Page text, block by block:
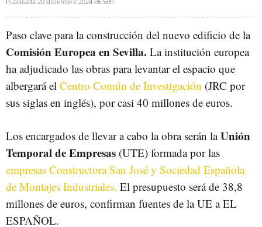
Paso clave para la construcción del nuevo edificio de la
Comisión Europea en Sevilla. La institución europea
ha adjudicado las obras para levantar el espacio que
albergará el Centro Común de Investigación (JRC por
sus siglas en inglés), por casi 40 millones de euros.
Los encargados de llevar a cabo la obra serán laUnión
Temporal de Empresas (UTE) formada por las
empresas Constructora San José y Sociedad Española
de Montajes Industriales. El presupuesto será de 38,8
millones de euros, confirman fuentes de la UE a EL
ESPAÑOL.